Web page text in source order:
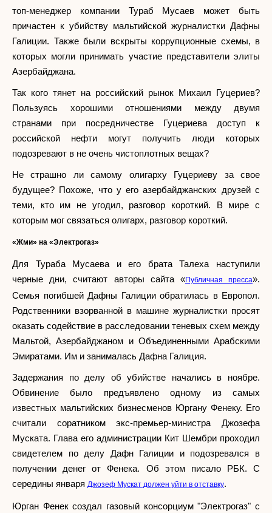
топ-менеджер компании Тураб Мусаев может быть
причастен к убийству мальтийской журналистки Дафны
Галиции. Также были вскрыты коррупционные схемы, в
которых могли принимать участие представители элиты
Азербайджана.
Так кого тянет на российский рынок Михаил Гуцериев?
Пользуясь хорошими отношениями между двумя
странами при посредничестве Гуцериева доступ к
российской нефти могут получить люди которых
подозревают в не очень чистоплотных вещах?
Не страшно ли самому олигарху Гуцериеву за свое
будущее? Похоже, что у его азербайджанских друзей с
теми, кто им не угодил, разговор короткий. В мире с
которым мог связаться олигарх, разговор короткий.
«Жми» на «Электрогаз»
Для Тураба Мусаева и его брата Талеха наступили
черные дни, считают авторы сайта «Публичная пресса».
Семья погибшей Дафны Галиции обратилась в Европол.
Родственники взорванной в машине журналистки просят
оказать содействие в расследовании теневых схем между
Мальтой, Азербайджаном и Объединенными Арабскими
Эмиратами. Им и занималась Дафна Галиция.
Задержания по делу об убийстве начались в ноябре.
Обвинение было предъявлено одному из самых
известных мальтийских бизнесменов Юргану Фенеку. Его
считали соратником экс-премьер-министра Джозефа
Муската. Глава его администрации Кит Шембри проходил
свидетелем по делу Дафн Галиции и подозревался в
получении денег от Фенека. Об этом писало РБК. С
середины января Джозеф Мускат должен уйти в отставку.
Юрган Фенек создал газовый консорциум "Электрогаз" с